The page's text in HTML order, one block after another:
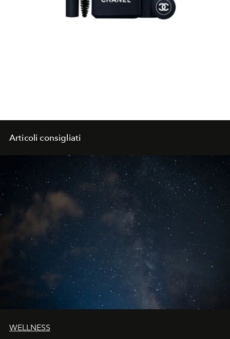
Articoli consigliati
WELLNESS